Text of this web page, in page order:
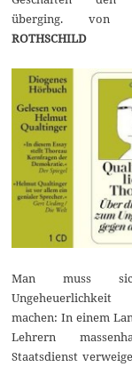
überging.
ROTHSCHILD
Man muss
machen: In einem
Lehrern
Staatsdienst